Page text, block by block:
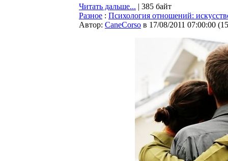
Читать дальше... | 385 байт
Разное : Психология отношений:
Автор: CaneCorso в 17/08/2011 07:00:00 (